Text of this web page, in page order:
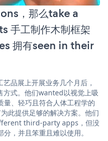
，那么take a
手工制作木制框架
拥有seen in their
品展上开展业务几个月后，
式。他们wanted以视觉上吸
量、轻巧且符合人体工程学的
此提供足够的解决方案。他们
third-party apps，但没
，并且笨重且难以使用。